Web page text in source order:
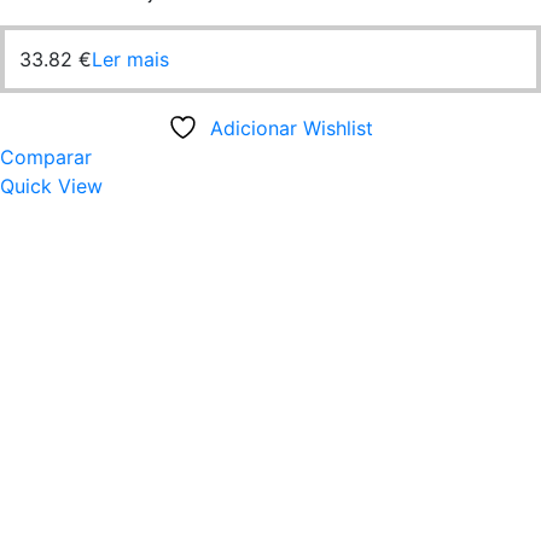
33.82 €Ler mais
Adicionar Wishlist
Comparar
Quick View